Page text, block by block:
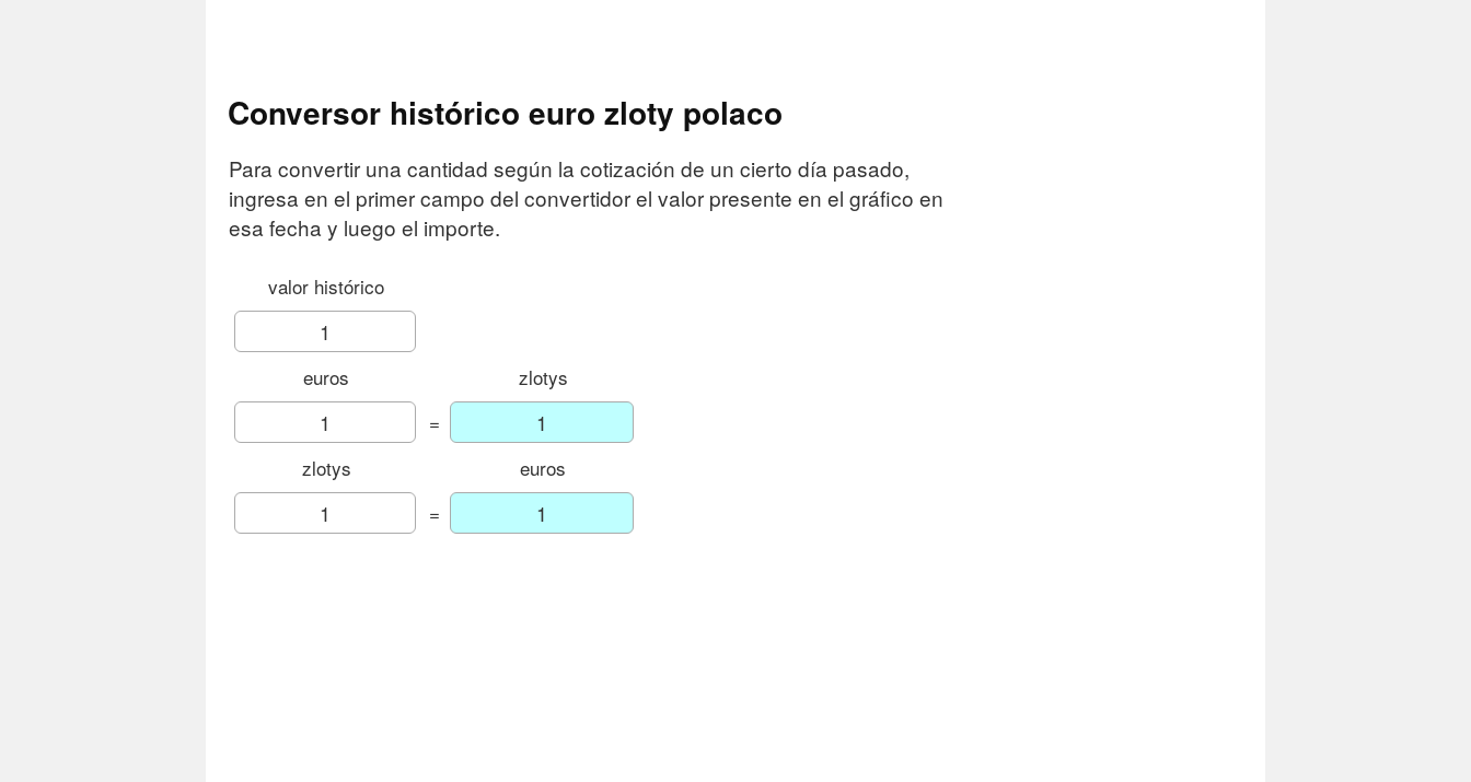
Conversor histórico euro zloty polaco
Para convertir una cantidad según la cotización de un cierto día pasado,
ingresa en el primer campo del convertidor el valor presente en el gráfico en
esa fecha y luego el importe.
valor histórico
euros
zlotys
=
zlotys
euros
=